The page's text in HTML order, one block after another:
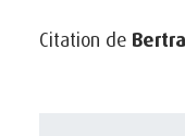
Citation de